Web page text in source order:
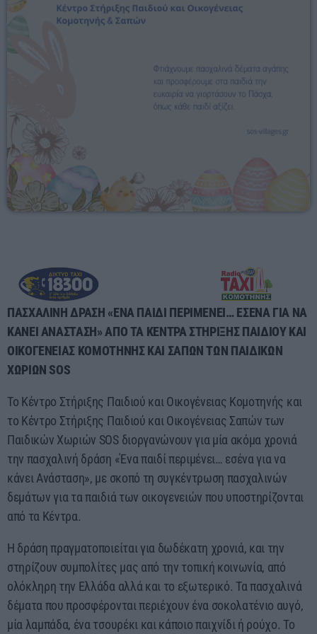
15:00 - 23:40
ΠΑΣΧΑΛΙΝΗ ΔΡΑΣΗ «ΕΝΑ ΠΑΙΔΙ ΠΕΡΙΜΕΝΕΙ… ΕΣΕΝΑ ΓΙΑ ΝΑ
ΚΑΝΕΙ ΑΝΑΣΤΑΣΗ» ΑΠΟ ΤΑ ΚΕΝΤΡΑ ΣΤΗΡΙΞΗΣ ΠΑΙΔΙΟΥ ΚΑΙ
ΟΙΚΟΓΕΝΕΙΑΣ ΚΟΜΟΤΗΝΗΣ ΚΑΙ ΣΑΠΩΝ ΤΩΝ ΠΑΙΔΙΚΩΝ
ΧΩΡΙΩΝ SOS
Το Κέντρο Στήριξης Παιδιού και Οικογένειας Κομοτηνής και
το Κέντρο Στήριξης Παιδιού και Οικογένειας Σαπών των
Παιδικών Χωριών SOS διοργανώνουν για μία ακόμα χρονιά
την πασχαλινή δράση «Ένα παιδί περιμένει… εσένα για να
κάνει Ανάσταση», με σκοπό τη συγκέντρωση πασχαλινών
δεμάτων για τα παιδιά των οικογενειών που υποστηρίζονται
από τα Κέντρα.
H δράση πραγματοποιείται για δωδέκατη χρονιά, και την
στηρίζουν συμπολίτες μας από την τοπική κοινωνία, από
ολόκληρη την Ελλάδα αλλά και το εξωτερικό. Τα πασχαλινά
δέματα που προσφέρονται περιέχουν ένα σοκολατένιο αυγό,
μία λαμπάδα, ένα τσουρέκι και κάποιο παιχνίδι ή ρούχο. Το